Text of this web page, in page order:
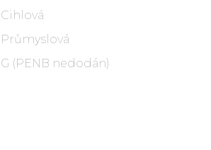
Cihlová
Průmyslová
G (PENB nedodán)